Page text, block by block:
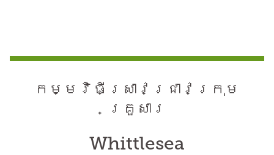
កម្មវិធី​ស្រាវជ្រាវ​ក្រុម
គ្រួសារ
Whittlesea